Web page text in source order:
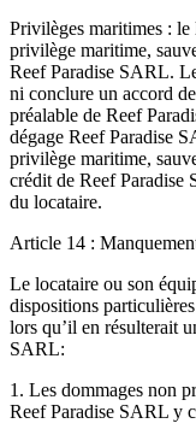
Privilèges maritimes : le
privilège maritime,
Reef Paradise SARL.
ni conclure un accord
préalable de Reef
dégage Reef Paradise
privilège maritime,
crédit de Reef Paradise
du locataire.
Article 14 :
Le locataire ou son
dispositions
lors qu’il en résulterait
SARL:
1. Les dommages non
Reef Paradise SARL y